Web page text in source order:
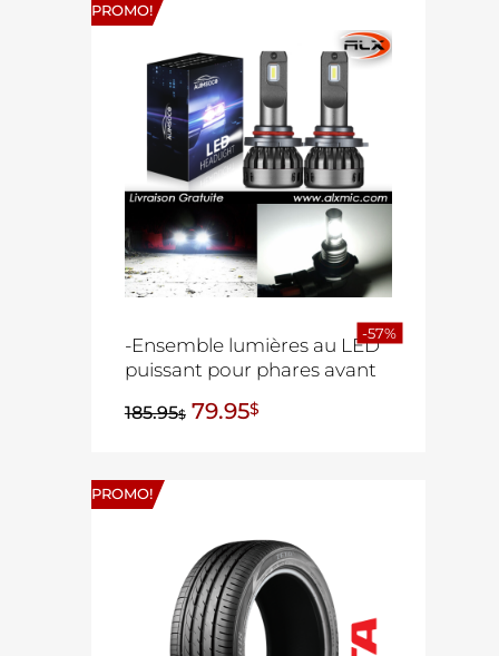
PROMO!
-Ensemble lumières au LED
puissant pour phares avant
185.95$ 79.95$
-57%
PROMO!